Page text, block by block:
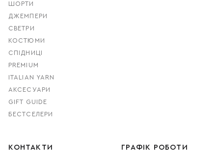
ШОРТИ
ДЖЕМПЕРИ
СВЕТРИ
КОСТЮМИ
СПІДНИЦІ
PREMIUM
ITALIAN YARN
АКСЕСУАРИ
GIFT GUIDE
БЕСТСЕЛЕРИ
КОНТАКТИ ГРАФІК РОБОТИ